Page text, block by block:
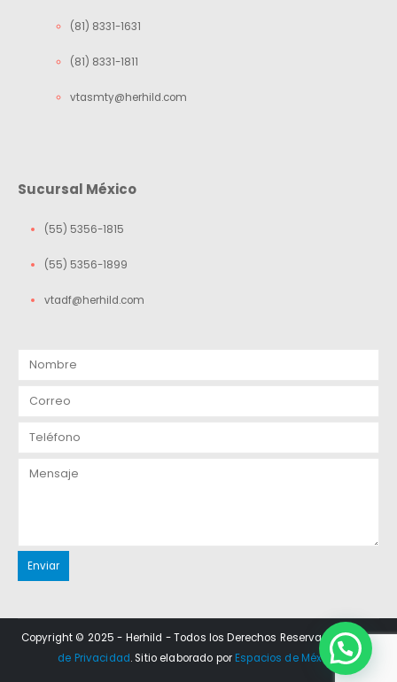
(81) 8331-1631
(81) 8331-1811
vtasmty@herhild.com
Sucursal México
(55) 5356-1815
(55) 5356-1899
vtadf@herhild.com
Copyright © 2025 - Herhild - Todos los Derechos Reservados.Aviso
de Privacidad. Sitio elaborado por Espacios de México.